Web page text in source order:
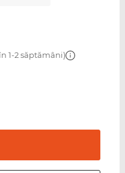
1-2 săptămâni)